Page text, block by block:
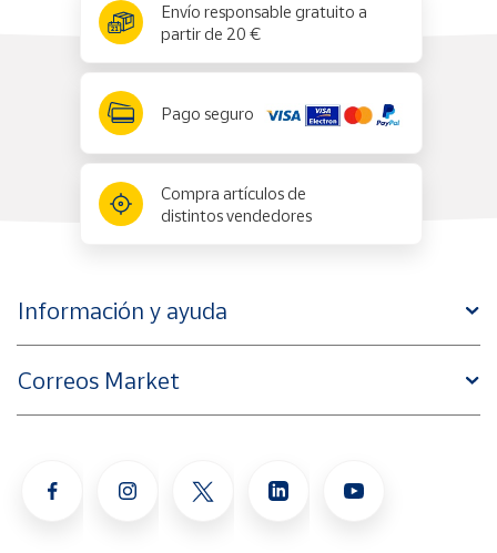
Envío responsable gratuito a
partir de 20 €
Pago seguro
Compra artículos de
distintos vendedores
Información y ayuda
Correos Market